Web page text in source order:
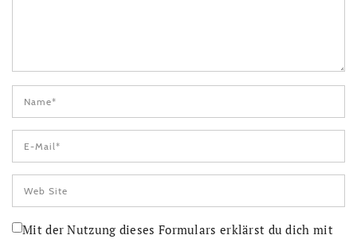
Mit der Nutzung dieses Formulars erklärst du dich mit